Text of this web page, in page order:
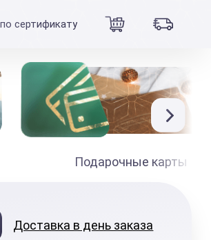
сертификату
Подарочные карты
Доставка в день заказа